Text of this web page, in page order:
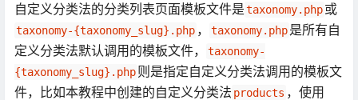
自定义分类法的分类列表页面模板文件是taxonomy.php或
taxonomy-{taxonomy_slug}.php ， taxonomy.php是所有自
定义分类法默认调用的模板文件，
taxonomy-
{taxonomy_slug}.php则是指定自定义分类法调用的模板文
件，比如本教程中创建的自定义分类法 products ，使用